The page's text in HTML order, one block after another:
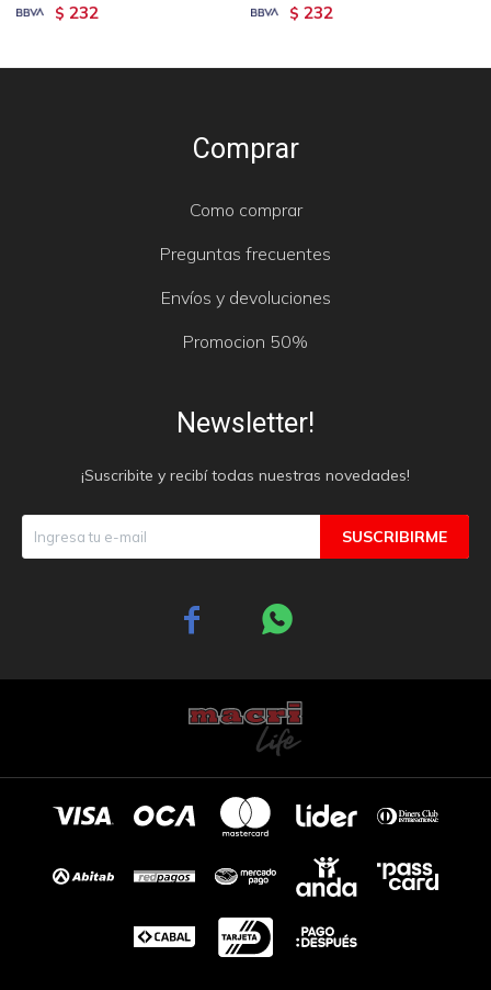
$ 232 $ 232
Comprar
Como comprar
Preguntas frecuentes
Envíos y devoluciones
Promocion 50%
Newsletter!
¡Suscribite y recibí todas nuestras novedades!
SUSCRIBIRME
 